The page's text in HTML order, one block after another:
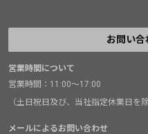
お問い合
営業時間について
営業時間：11:00～17:00
（土日祝日及び、当社指定休業日を除
メールによるお問い合わせ